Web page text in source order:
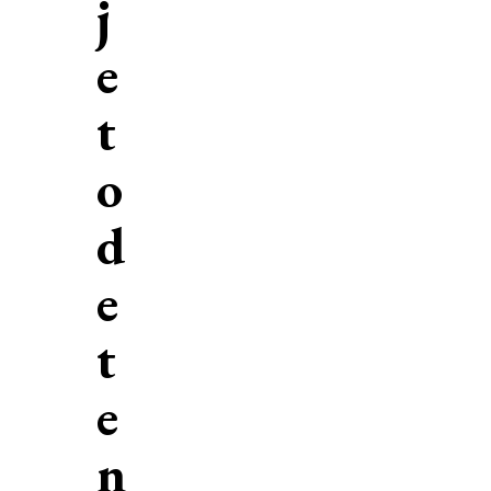
j
e
t
o
d
e
t
e
n